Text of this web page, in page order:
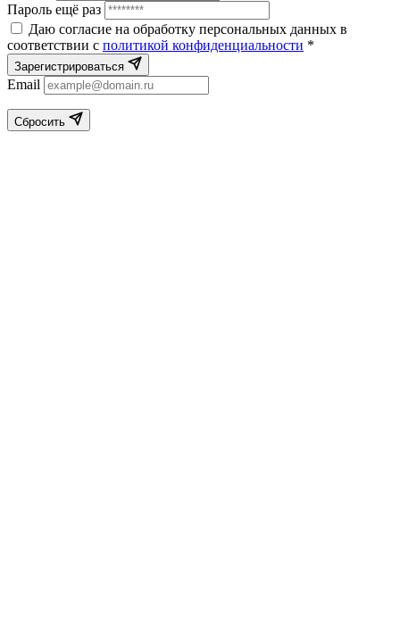
Пароль ещё раз
Даю согласие на обработку персональных данных в
соответствии с политикой конфиденциальности *
Зарегистрироваться
Email
Сбросить